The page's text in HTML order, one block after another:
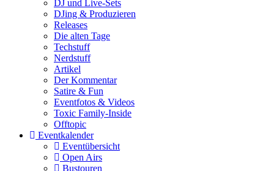
DJ und Live-Sets
DJing & Produzieren
Releases
Die alten Tage
Techstuff
Nerdstuff
Artikel
Der Kommentar
Satire & Fun
Eventfotos & Videos
Toxic Family-Inside
Offtopic
Eventkalender
Eventübersicht
Open Airs
Bustouren